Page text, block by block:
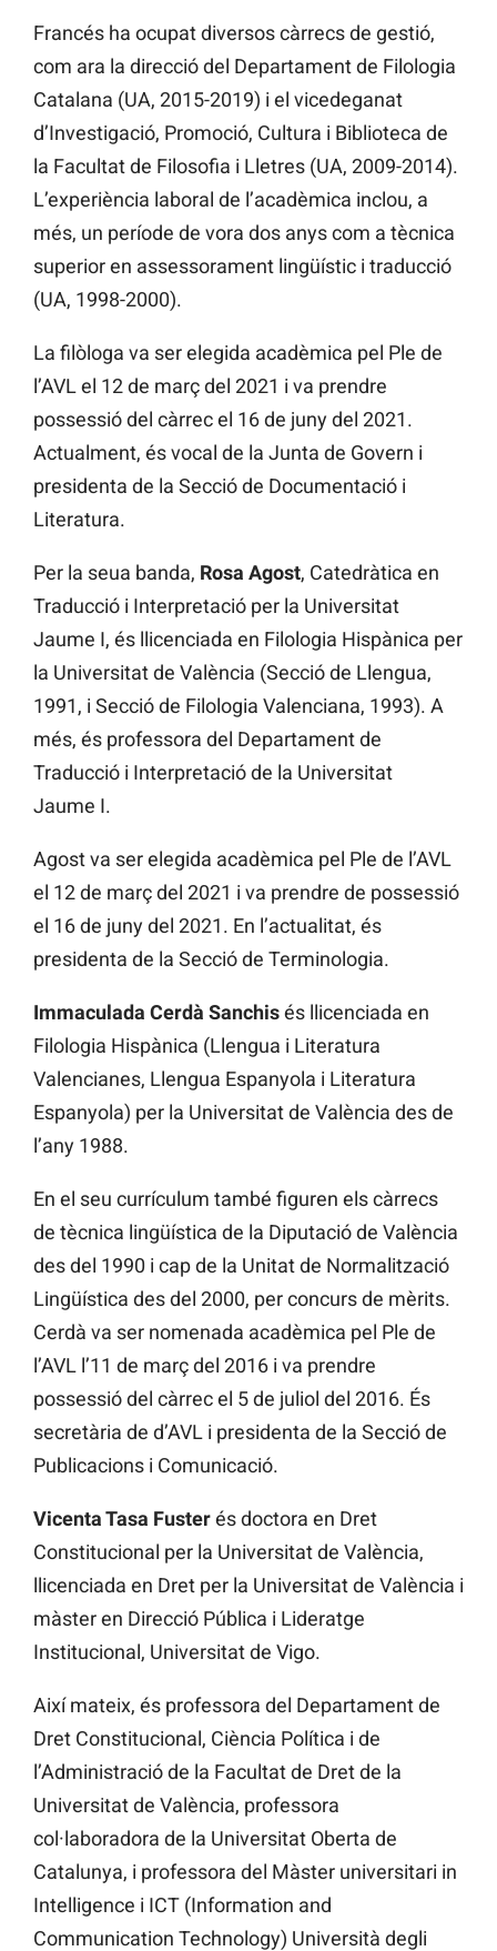
Francés ha ocupat diversos càrrecs de gestió,
com ara la direcció del Departament de Filologia
Catalana (UA, 2015-2019) i el vicedeganat
d’Investigació, Promoció, Cultura i Biblioteca de
la Facultat de Filosofia i Lletres (UA, 2009-2014).
L’experiència laboral de l’acadèmica inclou, a
més, un període de vora dos anys com a tècnica
superior en assessorament lingüístic i traducció
(UA, 1998-2000).
La filòloga va ser elegida acadèmica pel Ple de
l’AVL el 12 de març del 2021 i va prendre
possessió del càrrec el 16 de juny del 2021.
Actualment, és vocal de la Junta de Govern i
presidenta de la Secció de Documentació i
Literatura.
Per la seua banda, Rosa Agost, Catedràtica en
Traducció i Interpretació per la Universitat
Jaume I, és llicenciada en Filologia Hispànica per
la Universitat de València (Secció de Llengua,
1991, i Secció de Filologia Valenciana, 1993). A
més, és professora del Departament de
Traducció i Interpretació de la Universitat
Jaume I.
Agost va ser elegida acadèmica pel Ple de l’AVL
el 12 de març del 2021 i va prendre de possessió
el 16 de juny del 2021. En l’actualitat, és
presidenta de la Secció de Terminologia.
Immaculada Cerdà Sanchisés llicenciada en
Filologia Hispànica (Llengua i Literatura
Valencianes, Llengua Espanyola i Literatura
Espanyola) per la Universitat de València des de
l’any 1988.
En el seu currículum també figuren els càrrecs
de tècnica lingüística de la Diputació de València
des del 1990 i cap de la Unitat de Normalització
Lingüística des del 2000, per concurs de mèrits.
Cerdà va ser nomenada acadèmica pel Ple de
l’AVL l’11 de març del 2016 i va prendre
possessió del càrrec el 5 de juliol del 2016. És
secretària de d’AVL i presidenta de la Secció de
Publicacions i Comunicació.
Vicenta Tasa Fusterés doctora en Dret
Constitucional per la Universitat de València,
llicenciada en Dret per la Universitat de València i
màster en Direcció Pública i Lideratge
Institucional, Universitat de Vigo.
Així mateix, és professora del Departament de
Dret Constitucional, Ciència Política i de
l’Administració de la Facultat de Dret de la
Universitat de València, professora
col·laboradora de la Universitat Oberta de
Catalunya, i professora del Màster universitari in
Intelligence i ICT (Information and
Communication Technology) Università degli